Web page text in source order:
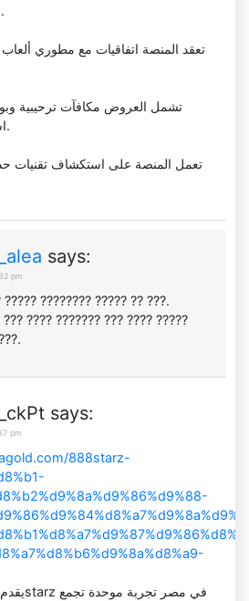
بسيطة وخيارات متقدمة.
تعقد المنصة اتفاقيات مع مطوري
تشمل العروض مكافآت ترحيبية
استرداد وأحداث موسمية.
تعمل المنصة على استكشاف تقنيات
says:
pm
????? ???????? ????? ?? ???.
???? ??????? ??? ???? ?????
says:
pm
888starz-